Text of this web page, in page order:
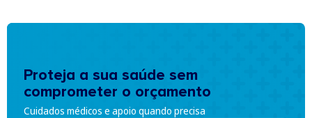
Proteja a sua saúde sem
comprometer o orçamento
Cuidados médicos e apoio quando precisa